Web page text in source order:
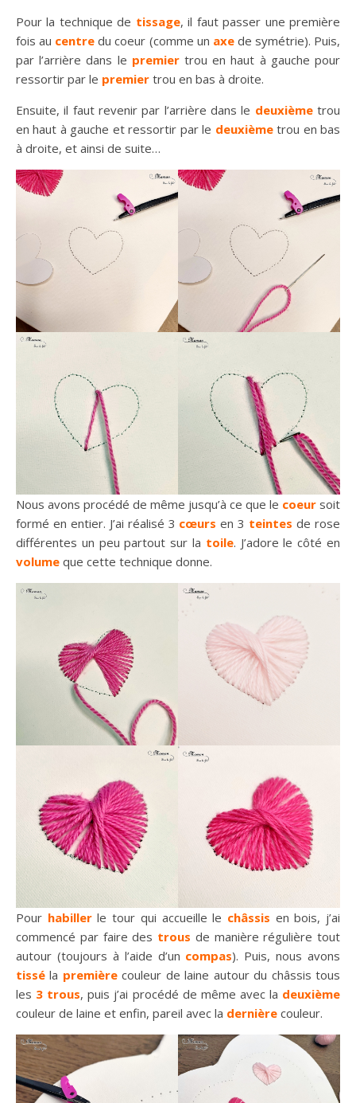
Pour la technique de tissage, il faut passer une première
fois au centre du coeur (comme un axe de symétrie). Puis,
par l’arrière dans le premiertrou en haut à gauche pour
ressortir par le premier trou en bas à droite.
Ensuite, il faut revenir par l’arrière dans le deuxième trou
en haut à gauche et ressortir par le deuxième trou en bas
à droite, et ainsi de suite…
Nous avons procédé de même jusqu’à ce que le coeur soit
formé en entier. J’ai réalisé 3 cœurs en 3 teintes de rose
différentes un peu partout sur la toile. J’adore le côté en
volume que cette technique donne.
Pour habiller le tour qui accueille le châssis en bois, j’ai
commencé par faire des trous de manière régulière tout
autour (toujours à l’aide d’un compas). Puis, nous avons
tissé la premièrecouleur de laine autour du châssis tous
les 3 trous, puis j’ai procédé de même avec la deuxième
couleur de laine et enfin, pareil avec la dernière couleur.